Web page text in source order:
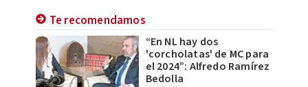
Te recomendamos
“En NL hay dos
'corcholatas' de MC para
el 2024”: Alfredo Ramírez
Bedolla